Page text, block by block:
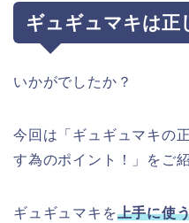
ギュギュマキは正
いかがでしたか？
今回は「ギュギュマキの
す為のポイント！」をご
ギュギュマキを上手に使